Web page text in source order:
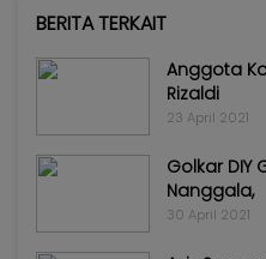
BERITA TERKAIT
Anggota
Rizaldi
23 April 2021
Golkar DIY
Nanggala,
30 April 2021